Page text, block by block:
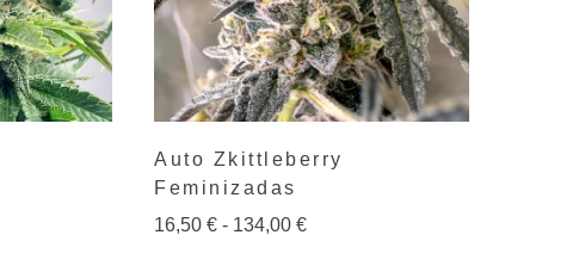
Auto Zkittleberry
Feminizadas
16,50€ - 134,00€